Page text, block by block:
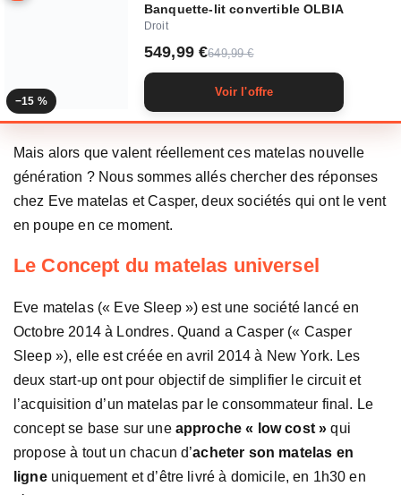
−15 %
Banquette-lit convertible OLBIA
Droit
549,99 €649,99 €
Voir l'offre
Mais alors que valent réellement ces matelas nouvelle
génération ? Nous sommes allés chercher des réponses
chez Eve matelas et Casper, deux sociétés qui ont le vent
en poupe en ce moment.
Le Concept du matelas universel
Eve matelas (« Eve Sleep ») est une société lancé en
Octobre 2014 à Londres. Quand a Casper (« Casper
Sleep »), elle est créée en avril 2014 à New York. Les
deux start-up ont pour objectif de simplifier le circuit et
l’acquisition d’un matelas par le consommateur final. Le
concept se base sur une approche « low cost » qui
propose à tout un chacun d’acheter son matelas en
ligneuniquement et d’être livré à domicile, en 1h30 en